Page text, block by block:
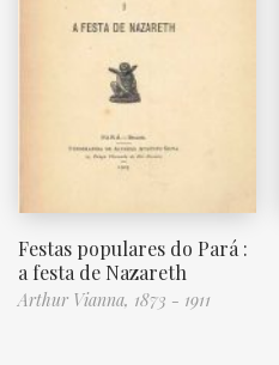
Festas populares do Pará :
a festa de Nazareth
Arthur Vianna, 1873 - 1911